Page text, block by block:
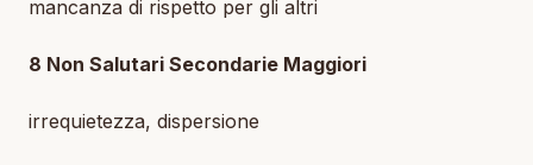
mancanza di rispetto per gli altri
8 Non Salutari Secondarie Maggiori
irrequietezza, dispersione